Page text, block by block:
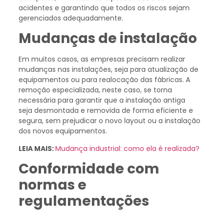
acidentes e garantindo que todos os riscos sejam
gerenciados adequadamente.
Mudanças de instalação
Em muitos casos, as empresas precisam realizar
mudanças nas instalações, seja para atualização de
equipamentos ou para realocação das fábricas. A
remoção especializada, neste caso, se torna
necessária para garantir que a instalação antiga
seja desmontada e removida de forma eficiente e
segura, sem prejudicar o novo layout ou a instalação
dos novos equipamentos.
LEIA MAIS:Mudança industrial: como ela é realizada?
Conformidade com
normas e
regulamentações